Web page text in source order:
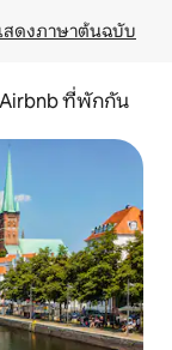
สดงภาษาต้นฉบับ
ที่พักกัน